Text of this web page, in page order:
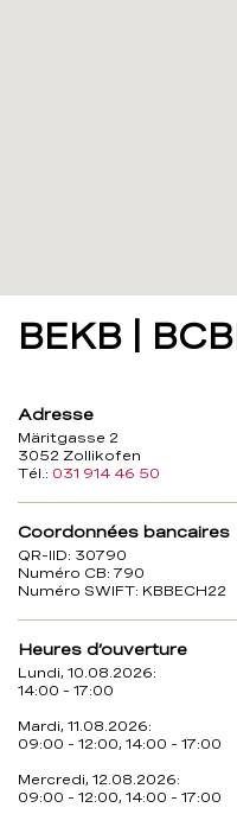
BEKB |
Adresse
Märitgasse 2
3052 Zollikofen
Tél.: 031 914 46 50
Coordonnées bancaires
QR-IID: 30790
Numéro CB: 790
Numéro SWIFT: KBBECH22
Heures d’ouverture
Lundi, 10.08.2026:
14:00 - 17:00
Mardi, 11.08.2026:
09:00 - 12:00, 14:00 - 17:00
Mercredi, 12.08.2026:
09:00 - 12:00, 14:00 - 17:00